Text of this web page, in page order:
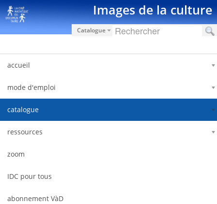
Zum Inhalt wechseln Images de la culture
Catalogue
accueil
mode d'emploi
catalogue
ressources
zoom
IDC pour tous
abonnement VàD